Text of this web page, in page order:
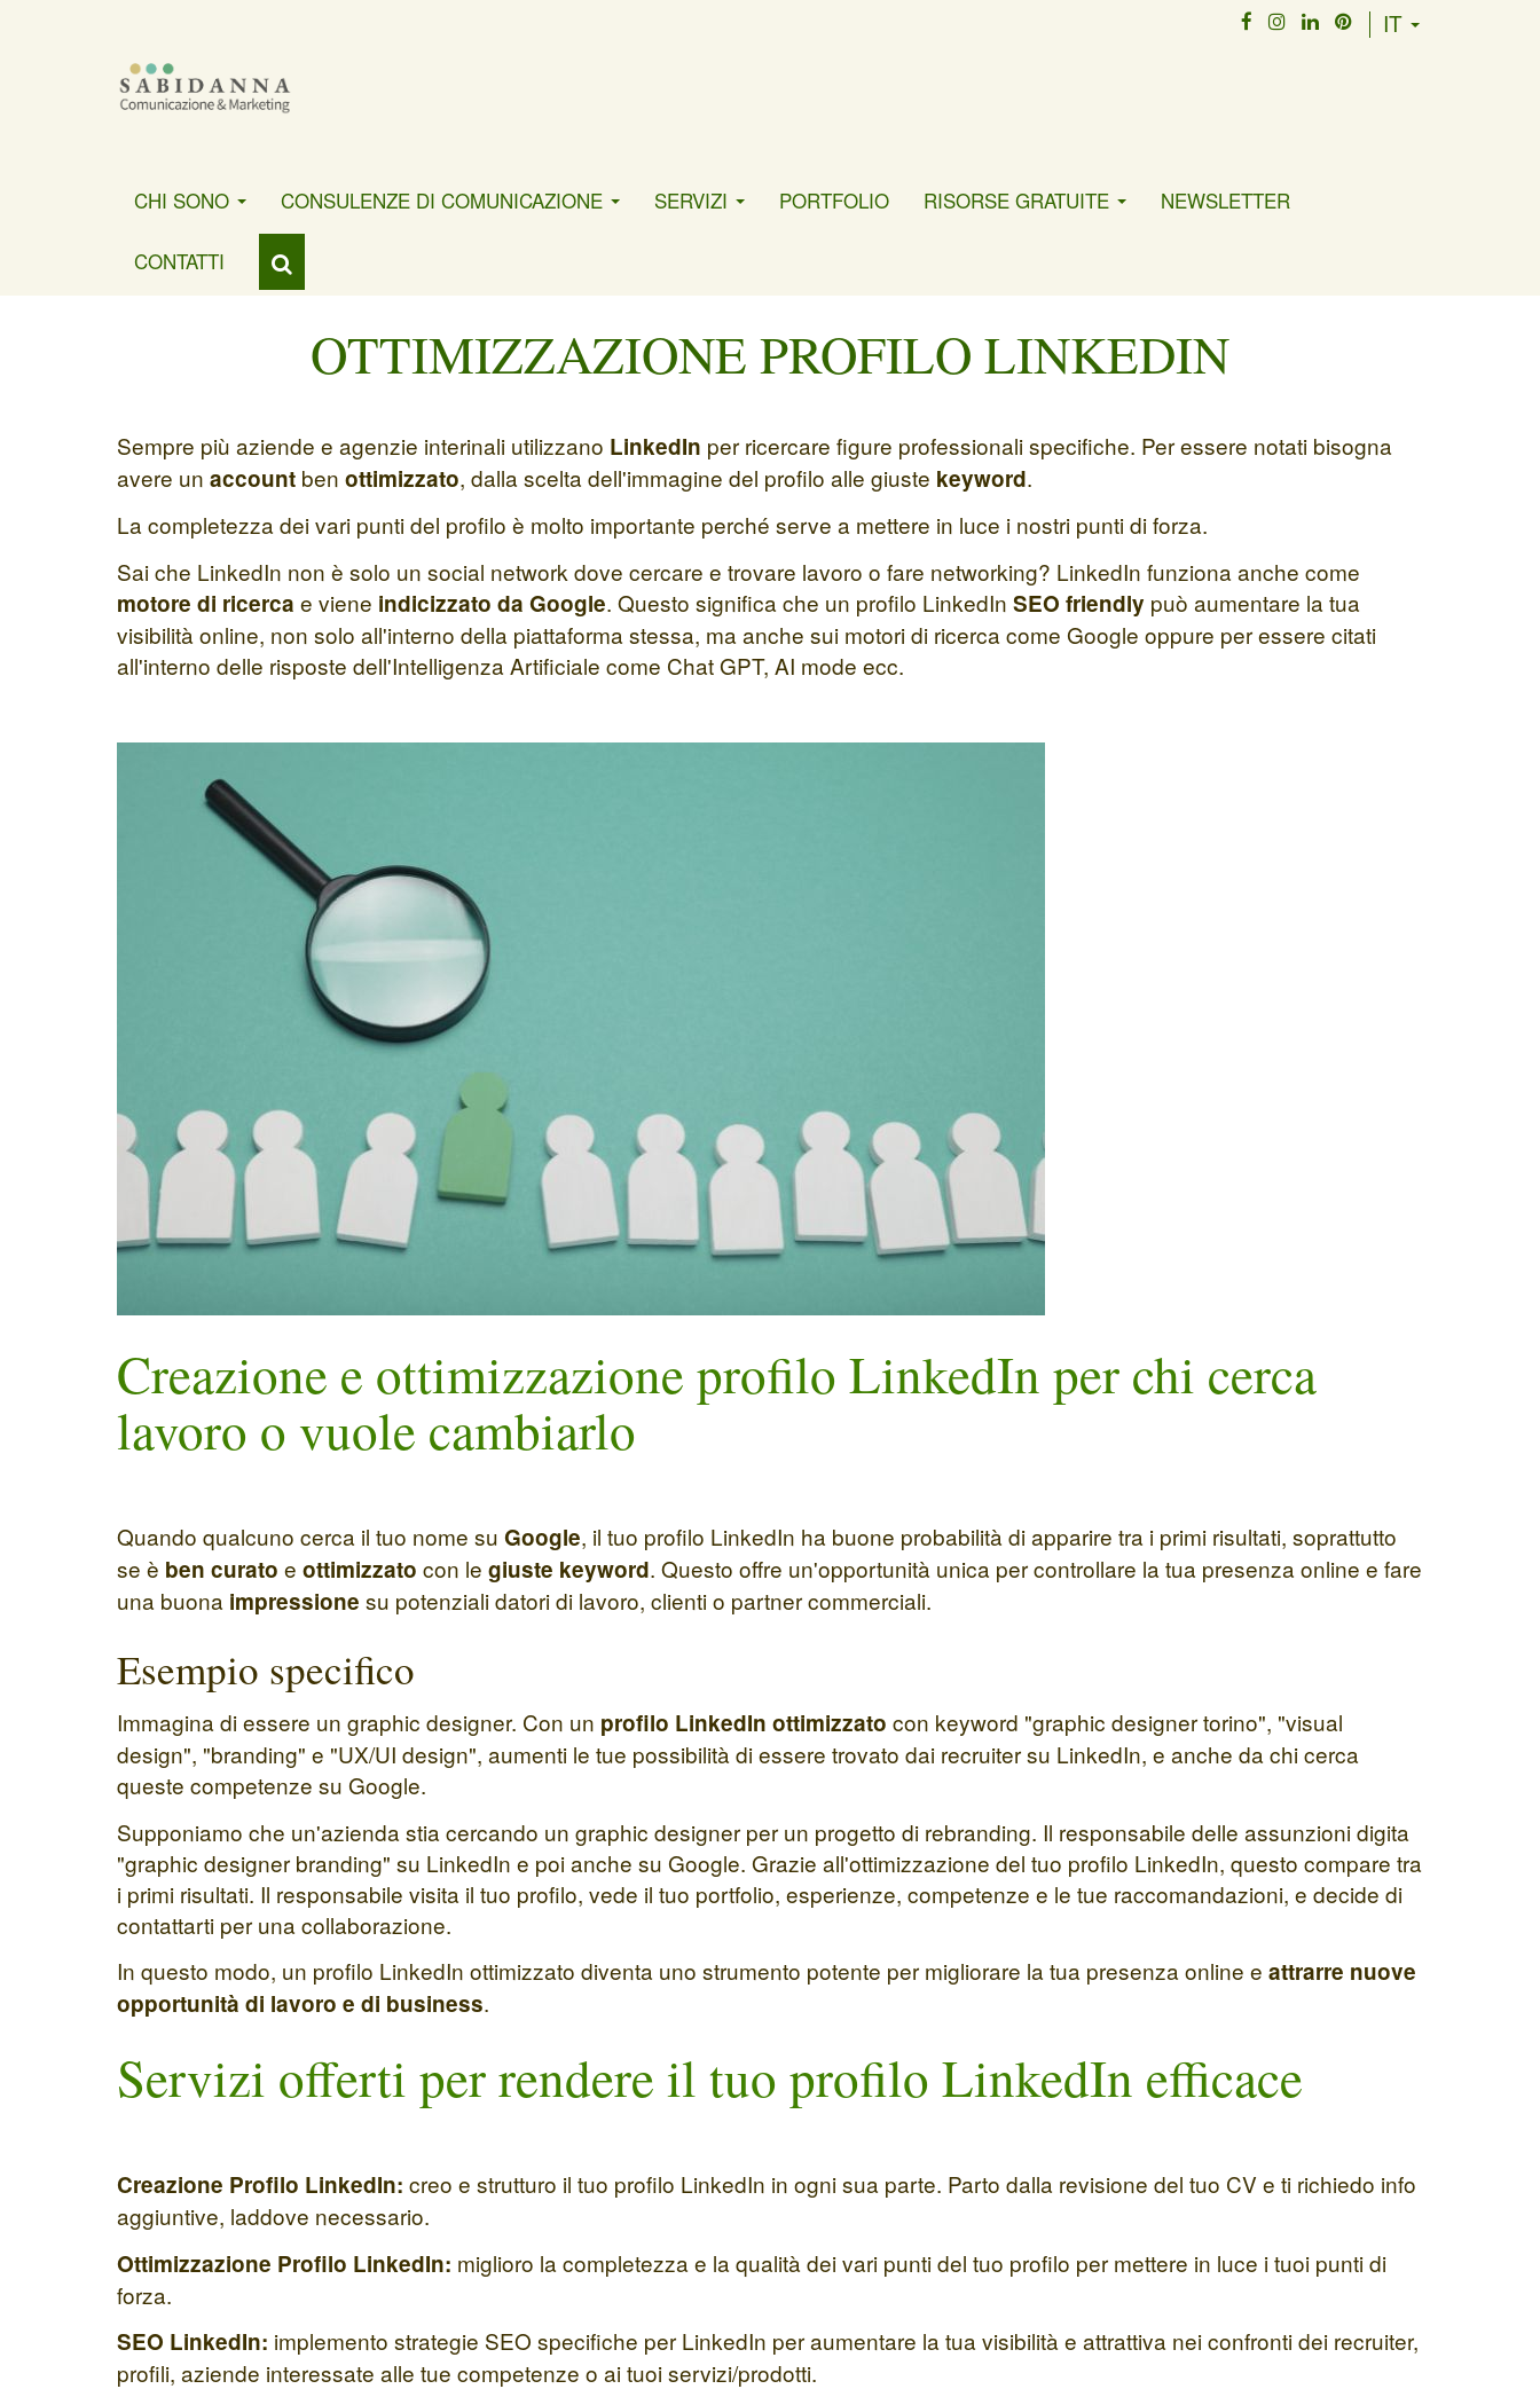
IT
CHI SONO CONSULENZE DI COMUNICAZIONE SERVIZI PORTFOLIO RISORSE GRATUITE NEWSLETTER
CONTATTI
OTTIMIZZAZIONE PROFILO LINKEDIN
Sempre più aziende e agenzie interinali utilizzano LinkedIn per ricercare figure professionali specifiche. Per essere notati bisogna
avere un account ben ottimizzato, dalla scelta dell'immagine del profilo alle giuste keyword.
La completezza dei vari punti del profilo è molto importante perché serve a mettere in luce i nostri punti di forza.
Sai che LinkedIn non è solo un social network dove cercare e trovare lavoro o fare networking? LinkedIn funziona anche come
motore di ricerca e viene indicizzato da Google. Questo significa che un profilo LinkedIn SEO friendly può aumentare la tua
visibilità online, non solo all'interno della piattaforma stessa, ma anche sui motori di ricerca come Google oppure per essere citati
all'interno delle risposte dell'Intelligenza Artificiale come Chat GPT, AI mode ecc.
Creazione e ottimizzazione profilo LinkedIn per chi cerca
lavoro o vuole cambiarlo
Quando qualcuno cerca il tuo nome su Google, il tuo profilo LinkedIn ha buone probabilità di apparire tra i primi risultati, soprattutto
se è ben curato e ottimizzato con le giuste keyword. Questo offre un'opportunità unica per controllare la tua presenza online e fare
una buona impressione su potenziali datori di lavoro, clienti o partner commerciali.
Esempio specifico
Immagina di essere un graphic designer. Con un profilo LinkedIn ottimizzato con keyword "graphic designer torino", "visual
design", "branding" e "UX/UI design", aumenti le tue possibilità di essere trovato dai recruiter su LinkedIn, e anche da chi cerca
queste competenze su Google.
Supponiamo che un'azienda stia cercando un graphic designer per un progetto di rebranding. Il responsabile delle assunzioni digita
"graphic designer branding" su LinkedIn e poi anche su Google. Grazie all'ottimizzazione del tuo profilo LinkedIn, questo compare tra
i primi risultati. Il responsabile visita il tuo profilo, vede il tuo portfolio, esperienze, competenze e le tue raccomandazioni, e decide di
contattarti per una collaborazione.
In questo modo, un profilo LinkedIn ottimizzato diventa uno strumento potente per migliorare la tua presenza online e attrarre nuove
opportunità di lavoro e di business.
Servizi offerti per rendere il tuo profilo LinkedIn efficace
Creazione Profilo LinkedIn: creo e strutturo il tuo profilo LinkedIn in ogni sua parte. Parto dalla revisione del tuo CV e ti richiedo info
aggiuntive, laddove necessario.
Ottimizzazione Profilo LinkedIn: miglioro la completezza e la qualità dei vari punti del tuo profilo per mettere in luce i tuoi punti di
forza.
SEO LinkedIn: implemento strategie SEO specifiche per LinkedIn per aumentare la tua visibilità e attrattiva nei confronti dei recruiter,
profili, aziende interessate alle tue competenze o ai tuoi servizi/prodotti.